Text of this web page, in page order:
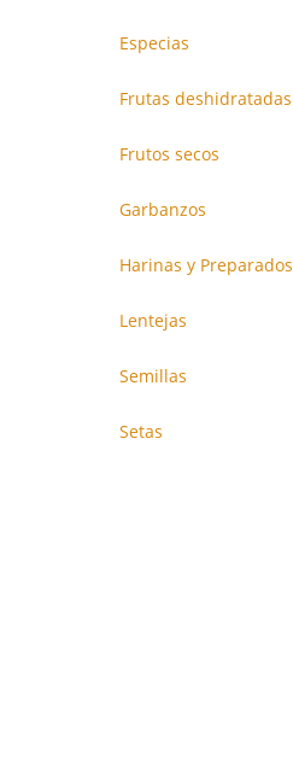
Especias
Frutas deshidratadas
Frutos secos
Garbanzos
Harinas y Preparados
Lentejas
Semillas
Setas